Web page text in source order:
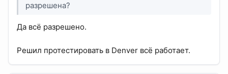
разрешена?
Да всё разрешено.
Решил протестировать в Denver всё работает.